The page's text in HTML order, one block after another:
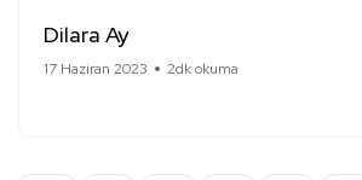
Dilara Ay
17 Haziran 2023 2dk okuma